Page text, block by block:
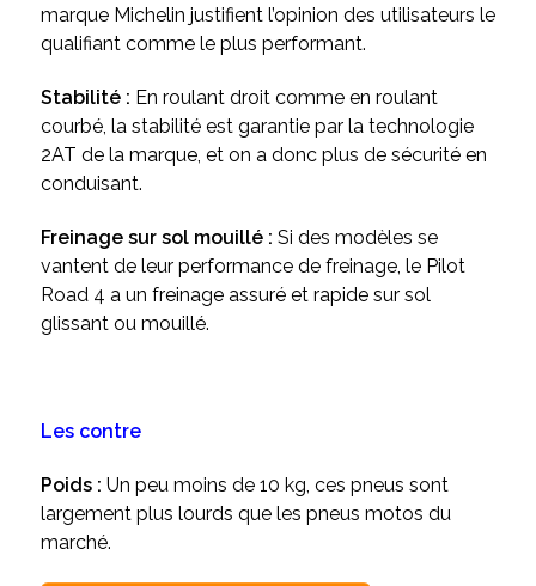
marque Michelin justifient l’opinion des utilisateurs le
qualifiant comme le plus performant.
Stabilité : En roulant droit comme en roulant
courbé, la stabilité est garantie par la technologie
2AT de la marque, et on a donc plus de sécurité en
conduisant.
Freinage sur sol mouillé : Si des modèles se
vantent de leur performance de freinage, le Pilot
Road 4 a un freinage assuré et rapide sur sol
glissant ou mouillé.
Les contre
Poids : Un peu moins de 10 kg, ces pneus sont
largement plus lourds que les pneus motos du
marché.